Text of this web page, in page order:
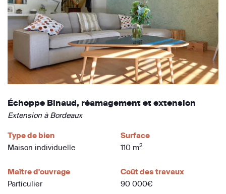
Échoppe Binaud, réamagement et extension
Extension à Bordeaux
Type de bien
Maison individuelle
Surface
110 m2
Maître d'ouvrage
Particulier
Coût des travaux
90 000€